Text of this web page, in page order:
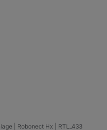
| Robonect Hx | RTL_433